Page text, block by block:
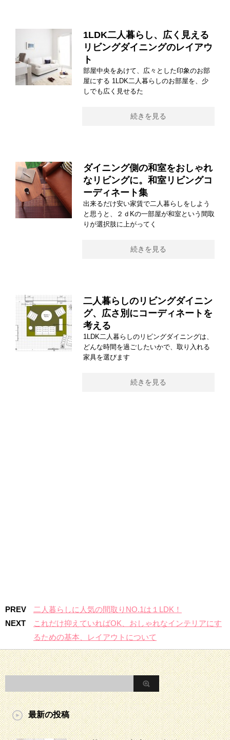
1LDK二人暮らし、広く見える
リビングダイニングのレイアウ
ト
部屋中央をあけて、広々とした印象のお部
屋にする 1LDK二人暮らしのお部屋を、少
しでも広く見せるた
続きを見る
ダイニング側の和室をおしゃれ
なリビングに。和室リビングコ
ーディネート集
出来るだけ安い家賃で二人暮らしをしよう
と思うと、２ｄKの一部屋が和室という間取
りが選択肢に上がってく
続きを見る
二人暮らしのリビングダイニン
グ、広さ別にコーディネートを
考える
1LDK二人暮らしのリビングダイニングは、
どんな時間を過ごしたいかで、取り入れる
家具を選びます
続きを見る
PREV
二人暮らしに人気の間取りNO.1は１LDK！
NEXT
これだけ抑えていればOK、おしゃれなインテリアにす
るための基本、レイアウトについて
最新の投稿